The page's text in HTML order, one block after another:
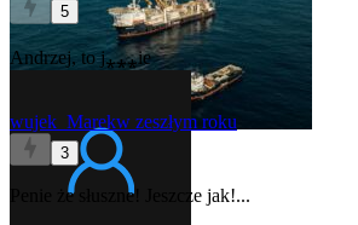
5
Andrzej, to j⁎⁎⁎ie
wujek_Marekw zeszłym roku
3
Penie że słuszne! Jeszcze jak!...